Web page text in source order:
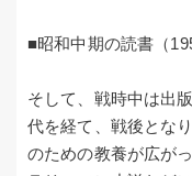
■昭和中期の読書（
そして、戦時中は出
代を経て、戦後とな
のための教養が広が